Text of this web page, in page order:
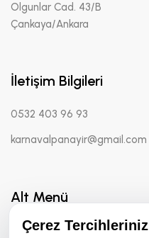
Olgunlar Cad. 43/B
Çankaya/Ankara
İletişim Bilgileri
0532 403 96 93
karnavalpanayir@gmail.com
Alt Menü
Hakkımızda
Çerez Tercihleriniz